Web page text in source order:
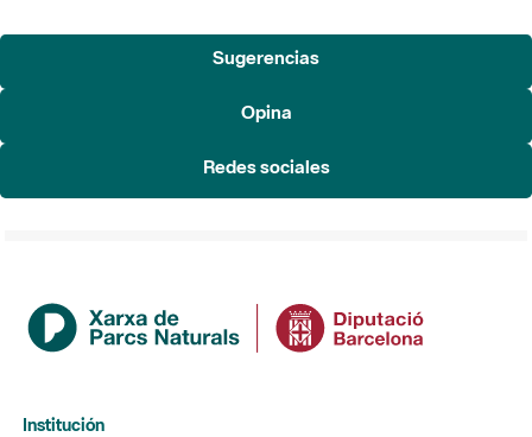
Sugerencias
Opina
Redes sociales
Institución